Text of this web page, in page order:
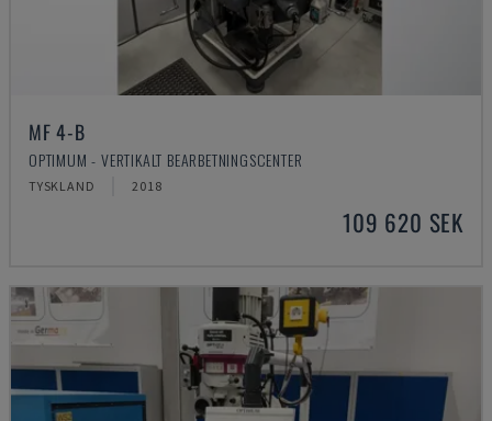
MF 4-B
OPTIMUM - VERTIKALT BEARBETNINGSCENTER
TYSKLAND 2018
109 620 SEK